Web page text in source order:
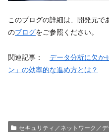
このブログの詳細は、開発元で
のブログをご参照ください。
関連記事： データ分析に欠か
ン」の効率的な進め方とは？
セキュリティ／ネットワーク／